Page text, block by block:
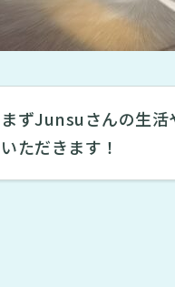
まずJunsuさんの生活
いただきます！